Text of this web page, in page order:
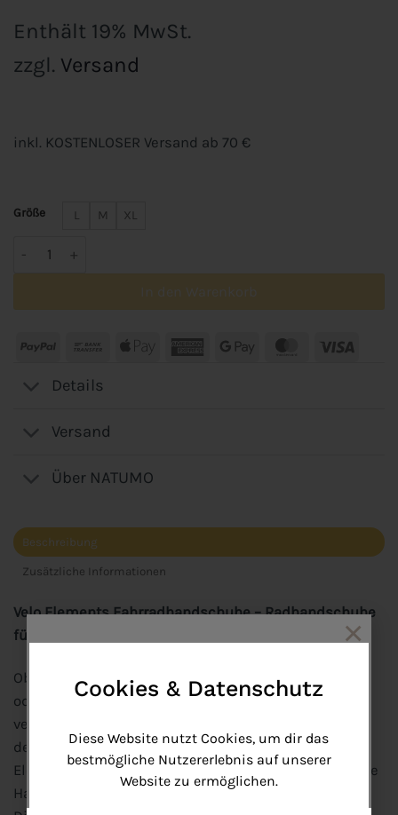
Get 10% discount
×
Enthält 19% MwSt.
zzgl. Versand
inkl. KOSTENLOSER Versand ab 70 €
Größe L M XL
PayPal
Bank
Apple
AmericanGoogle
MasterCard
Details
Versand
Über NATUMO
Beschreibung
Zusätzliche Informationen
Velo Elements Fahrradhandschuhe – Radhandschuhe
für Profi-Rennradfahrer und Hobby-Mountainbiker
Ob bei steilen Offroad-Touren mit dem Mountainbike
oder langen Fahrradausflügen: Irgendwann
verkrampfen die Hände und unschöne Druckstellen
der Lenkerpolsterung sind sichtbar. Mit den Velo
Elements Fahrradhandschuhen bekommst du leichte
Halbfingerhandschuhe, die deinen Komfort erhöhen.
Cookies & Datenschutz
Diese Website nutzt Cookies, um dir das
bestmögliche Nutzererlebnis auf unserer
Website zu ermöglichen.